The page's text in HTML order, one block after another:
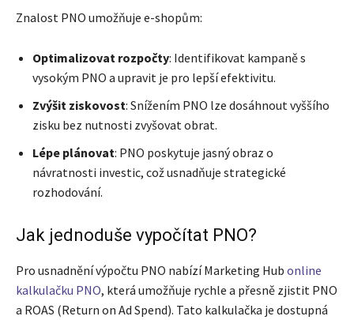
Znalost PNO umožňuje e-shopům:
Optimalizovat rozpočty: Identifikovat kampaně s
vysokým PNO a upravit je pro lepší efektivitu.
Zvýšit ziskovost: Snížením PNO lze dosáhnout vyššího
zisku bez nutnosti zvyšovat obrat.
Lépe plánovat: PNO poskytuje jasný obraz o
návratnosti investic, což usnadňuje strategické
rozhodování.
Jak jednoduše vypočítat PNO?
Pro usnadnění výpočtu PNO nabízí Marketing Hub online
kalkulačku PNO, která umožňuje rychle a přesně zjistit PNO
a ROAS (Return on Ad Spend). Tato kalkulačka je dostupná